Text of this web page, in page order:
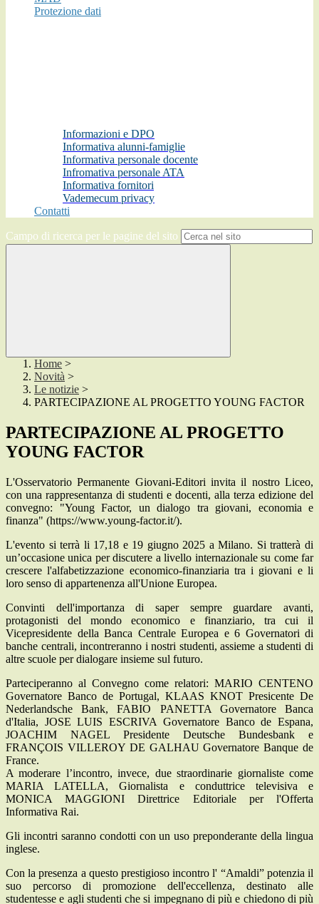
Protezione dati
Informazioni e DPO
Informativa alunni-famiglie
Informativa personale docente
Infromativa personale ATA
Informativa fornitori
Vademecum privacy
Contatti
Campo di ricerca per le pagine del sito
Home >
Novità >
Le notizie >
PARTECIPAZIONE AL PROGETTO YOUNG FACTOR
PARTECIPAZIONE AL PROGETTO
YOUNG FACTOR
L'Osservatorio Permanente Giovani-Editori invita il nostro Liceo,
con una rappresentanza di studenti e docenti, alla terza edizione del
convegno: "Young Factor, un dialogo tra giovani, economia e
finanza" (https://www.young-factor.it/).
L'evento si terrà li 17,18 e 19 giugno 2025 a Milano. Si tratterà di
un’occasione unica per discutere a livello internazionale su come far
crescere l'alfabetizzazione economico-finanziaria tra i giovani e li
loro senso di appartenenza all'Unione Europea.
Convinti dell'importanza di saper sempre guardare avanti,
protagonisti del mondo economico e finanziario, tra cui il
Vicepresidente della Banca Centrale Europea e 6 Governatori di
banche centrali, incontreranno i nostri studenti, assieme a studenti di
altre scuole per dialogare insieme sul futuro.
Parteciperanno al Convegno come relatori: MARIO CENTENO
Governatore Banco de Portugal, KLAAS KNOT Presicente De
Nederlandsche Bank, FABIO PANETTA Governatore Banca
d'Italia, JOSE LUIS ESCRIVA Governatore Banco de Espana,
JOACHIM NAGEL Presidente Deutsche Bundesbank e
FRANÇOIS VILLEROY DE GALHAU Governatore Banque de
France.
A moderare l’incontro, invece, due straordinarie giornaliste come
MARIA LATELLA, Giornalista e conduttrice televisiva e
MONICA MAGGIONI Direttrice Editoriale per l'Offerta
Informativa Rai.
Gli incontri saranno condotti con un uso preponderante della lingua
inglese.
Con la presenza a questo prestigioso incontro l' “Amaldi” potenzia il
suo percorso di promozione dell'eccellenza, destinato alle
studentesse e agli studenti che si impegnano di più e chiedono di più